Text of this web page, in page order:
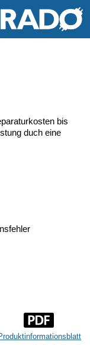
bis
duch eine